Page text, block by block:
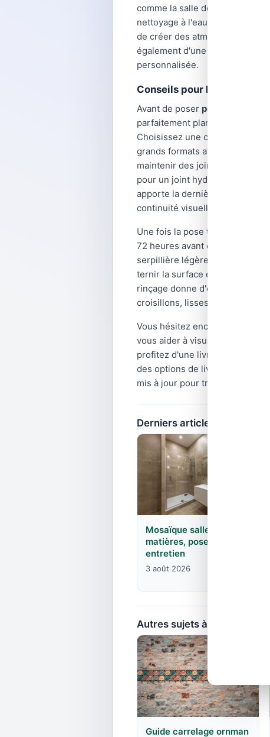
comme la salle de bain ou la
nettoyage à l'eau savonneuse.
de créer des atmosphères très
également d'une large palette
personnalisée.
Conseils pour la pose de
Avant de poser pose carrelage
parfaitement plan, propre et
Choisissez une colle carrelage
grands formats afin
maintenir des joints réguliers,
pour un joint hydrofuge et
apporte la dernière touche
continuité visuelle apaisante.
Une fois la pose terminée,
72 heures avant d'appliquer le
serpillière légèrement humide
ternir la surface émaillée. En
rinçage donne d'excellents
croisillons, lisses de finition et
Vous hésitez encore sur le
vous aider à visualiser le rendu
profitez d'une livraison rapide
des options de livraison
mis à jour pour trouver le
Derniers articles
Mosaïque salle de bain :
matières, pose, joints et
entretien
3 août 2026
Autres sujets à explorer
Guide carrelage ornman